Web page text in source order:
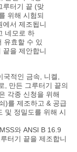
루터기 끝 (맞
위해 시험되
에서 제조됩니
네모로 하
유효할 수 있
끝을 제안합니
국적인 금속, 니켈,
, 만든 그루터기 끝의
각종 신청을 위해
)를 제조하고 & 공급
및 정밀도를 위해 시
와 ANSI B 16.9
터기 끝을 제조합니